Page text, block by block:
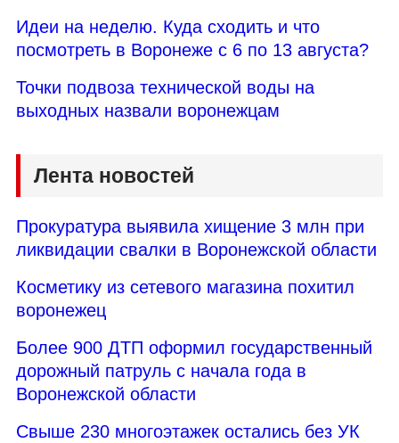
Идеи на неделю. Куда сходить и что
посмотреть в Воронеже с 6 по 13 августа?
Точки подвоза технической воды на
выходных назвали воронежцам
Лента новостей
Прокуратура выявила хищение 3 млн при
ликвидации свалки в Воронежской области
Косметику из сетевого магазина похитил
воронежец
Более 900 ДТП оформил государственный
дорожный патруль с начала года в
Воронежской области
Свыше 230 многоэтажек остались без УК